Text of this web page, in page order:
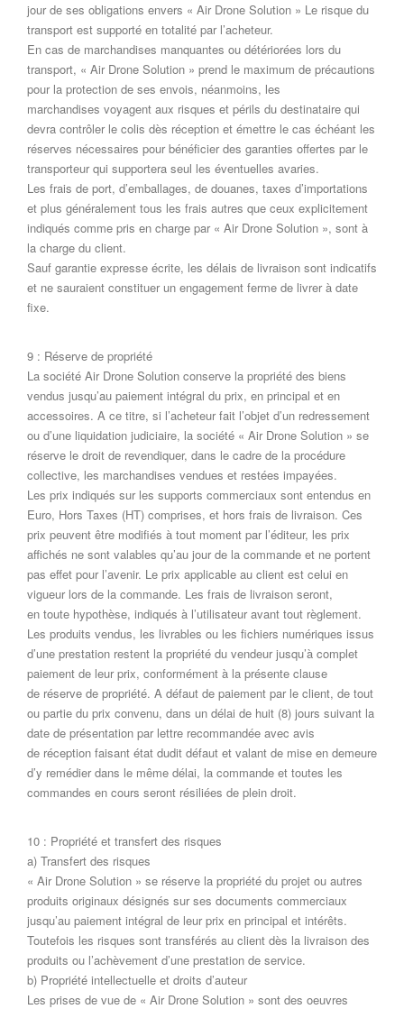
jour de ses obligations envers « Air Drone Solution » Le risque du
transport est supporté en totalité par l’acheteur.
En cas de marchandises manquantes ou détériorées lors du
transport, « Air Drone Solution » prend le maximum de précautions
pour la protection de ses envois, néanmoins, les
marchandises voyagent aux risques et périls du destinataire qui
devra contrôler le colis dès réception et émettre le cas échéant les
réserves nécessaires pour bénéficier des garanties offertes par le
transporteur qui supportera seul les éventuelles avaries.
Les frais de port, d’emballages, de douanes, taxes d’importations
et plus généralement tous les frais autres que ceux explicitement
indiqués comme pris en charge par « Air Drone Solution », sont à
la charge du client.
Sauf garantie expresse écrite, les délais de livraison sont indicatifs
et ne sauraient constituer un engagement ferme de livrer à date
fixe.
9 : Réserve de propriété
La société Air Drone Solution conserve la propriété des biens
vendus jusqu’au paiement intégral du prix, en principal et en
accessoires. A ce titre, si l’acheteur fait l’objet d’un redressement
ou d’une liquidation judiciaire, la société « Air Drone Solution » se
réserve le droit de revendiquer, dans le cadre de la procédure
collective, les marchandises vendues et restées impayées.
Les prix indiqués sur les supports commerciaux sont entendus en
Euro, Hors Taxes (HT) comprises, et hors frais de livraison. Ces
prix peuvent être modifiés à tout moment par l’éditeur, les prix
affichés ne sont valables qu’au jour de la commande et ne portent
pas effet pour l’avenir. Le prix applicable au client est celui en
vigueur lors de la commande. Les frais de livraison seront,
en toute hypothèse, indiqués à l’utilisateur avant tout règlement.
Les produits vendus, les livrables ou les fichiers numériques issus
d’une prestation restent la propriété du vendeur jusqu’à complet
paiement de leur prix, conformément à la présente clause
de réserve de propriété. A défaut de paiement par le client, de tout
ou partie du prix convenu, dans un délai de huit (8) jours suivant la
date de présentation par lettre recommandée avec avis
de réception faisant état dudit défaut et valant de mise en demeure
d’y remédier dans le même délai, la commande et toutes les
commandes en cours seront résiliées de plein droit.
10 : Propriété et transfert des risques
a) Transfert des risques
« Air Drone Solution » se réserve la propriété du projet ou autres
produits originaux désignés sur ses documents commerciaux
jusqu’au paiement intégral de leur prix en principal et intérêts.
Toutefois les risques sont transférés au client dès la livraison des
produits ou l’achèvement d’une prestation de service.
b) Propriété intellectuelle et droits d’auteur
Les prises de vue de « Air Drone Solution » sont des oeuvres